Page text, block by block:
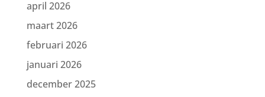
april 2026
maart 2026
februari 2026
januari 2026
december 2025